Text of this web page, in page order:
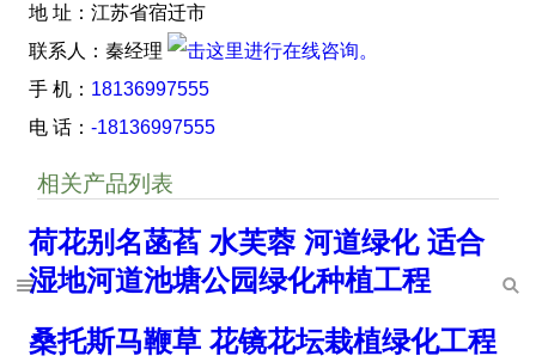
地 址：江苏省宿迁市
联系人：秦经理
手 机： 18136997555
电 话： -18136997555
相关产品列表
荷花别名菡萏 水芙蓉 河道绿化 适合
湿地河道池塘公园绿化种植工程
桑托斯马鞭草 花镜花坛栽植绿化工程